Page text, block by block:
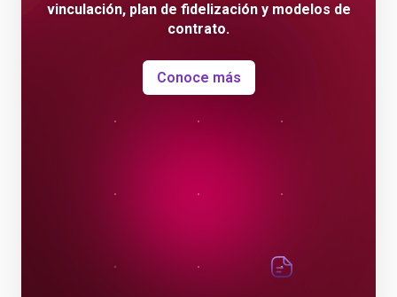
vinculación, plan de fidelización y modelos de
contrato.
Conoce más